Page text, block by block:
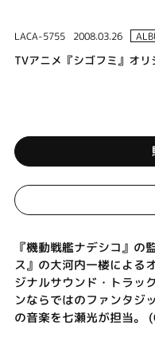
LACA-5755 2008.03.26
TVアニメ『シゴフミ』オ
『機動戦艦ナデシコ』の
ス』の大河内一楼による
ジナルサウンド・トラッ
ンならではのファンタジ
の音楽を七瀬光が担当。